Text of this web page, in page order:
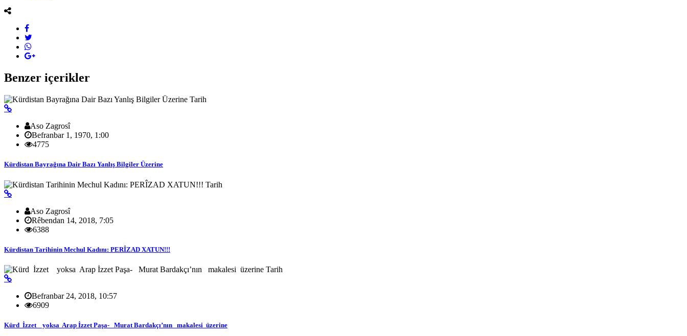
Benzer içerikler
Tarih
Aso Zagrosî
Befranbar 1, 1970, 1:00
4775
Kürdistan Bayrağına Dair Bazı Yanlış Bilgiler Üzerine
Tarih
Aso Zagrosî
Rêbendan 14, 2018, 7:05
6388
Kürdistan Tarihinin Mechul Kadını: PERÎZAD XATUN!!!
Tarih
Befranbar 24, 2018, 10:57
6909
Kürd İzzet yoksa Arap İzzet Paşa- Murat Bardakçı’nın makalesi üzerine